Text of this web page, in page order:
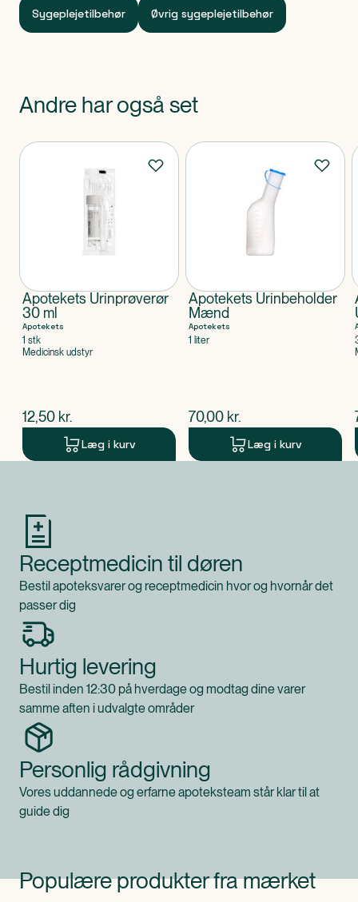
Sygeplejetilbehør Øvrig sygeplejetilbehør
Andre har også set
Produkter
Apotekets Urinprøverør
30 ml
Apotekets
1 stk
Medicinsk udstyr
$nuværende pris
12,50 kr.
Læg i kurv
Apotekets Urinbeholder
Mænd
Apotekets
1 liter
$nuværende pris
70,00 kr.
Læg i kurv
Receptmedicin til døren
Bestil apoteksvarer og receptmedicin hvor og hvornår det
passer dig
Hurtig levering
Bestil inden 12:30 på hverdage og modtag dine varer
samme aften i udvalgte områder
Personlig rådgivning
Vores uddannede og erfarne apoteksteam står klar til at
guide dig
Populære produkter fra mærket